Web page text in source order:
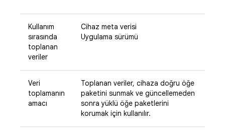
Kullanım
sırasında
toplanan
veriler
Cihaz meta verisi
Uygulama sürümü
Veri
toplamanın
amacı
Toplanan veriler, cihaza doğru öğe
paketini sunmak ve güncellemeden
sonra yüklü öğe paketlerini
korumak için kullanılır.